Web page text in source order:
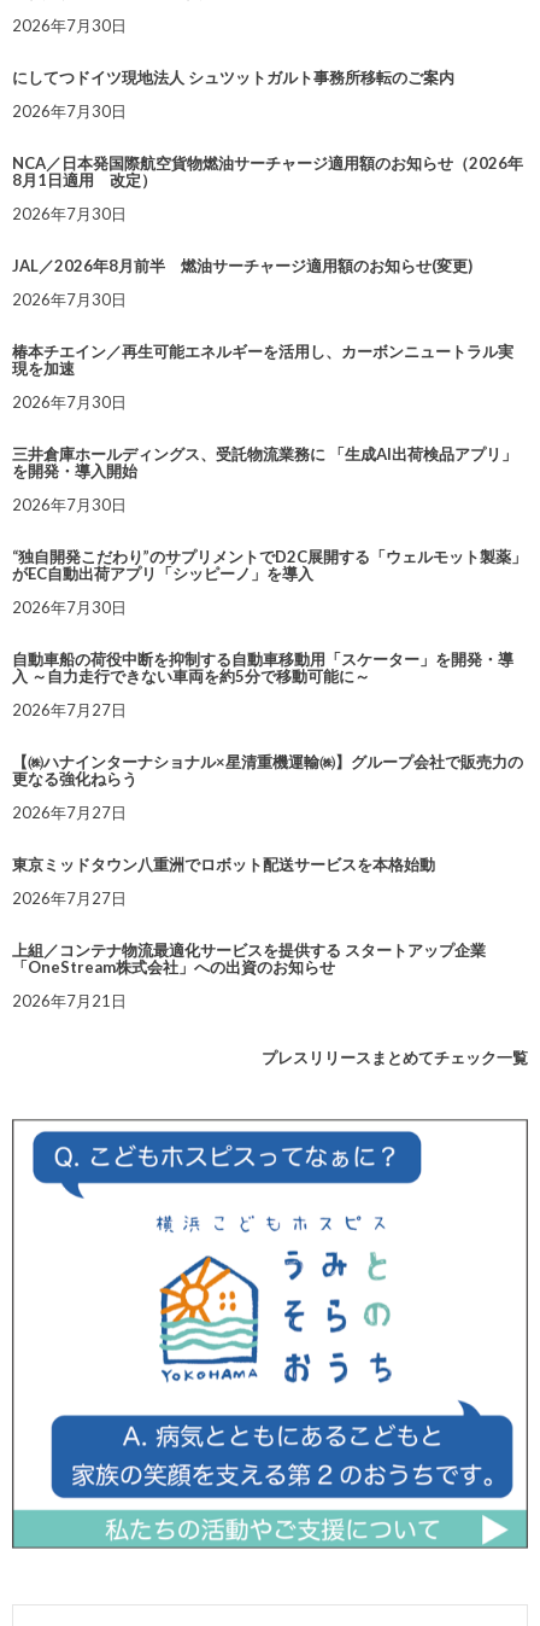
2026年7月30日
にしてつドイツ現地法人 シュツットガルト事務所移転のご案内
2026年7月30日
NCA／日本発国際航空貨物燃油サーチャージ適用額のお知らせ（2026年
8月1日適用 改定）
2026年7月30日
JAL／2026年8月前半 燃油サーチャージ適用額のお知らせ(変更)
2026年7月30日
椿本チエイン／再生可能エネルギーを活用し、カーボンニュートラル実
現を加速
2026年7月30日
三井倉庫ホールディングス、受託物流業務に 「生成AI出荷検品アプリ」
を開発・導入開始
2026年7月30日
“独自開発こだわり”のサプリメントでD2C展開する「ウェルモット製薬」
がEC自動出荷アプリ「シッピーノ」を導入
2026年7月30日
自動車船の荷役中断を抑制する自動車移動用「スケーター」を開発・導
入 ～自力走行できない車両を約5分で移動可能に～
2026年7月27日
【㈱ハナインターナショナル×星清重機運輸㈱】グループ会社で販売力の
更なる強化ねらう
2026年7月27日
東京ミッドタウン八重洲でロボット配送サービスを本格始動
2026年7月27日
上組／コンテナ物流最適化サービスを提供する スタートアップ企業
「OneStream株式会社」への出資のお知らせ
2026年7月21日
プレスリリースまとめてチェック一覧